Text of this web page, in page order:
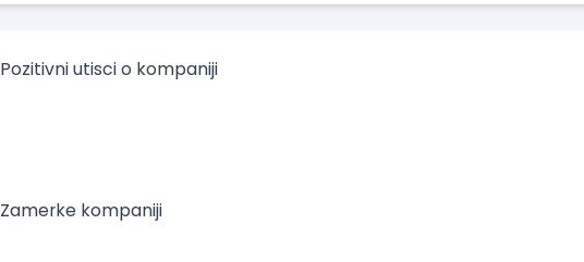
Pozitivni utisci o kompaniji
Zamerke kompaniji